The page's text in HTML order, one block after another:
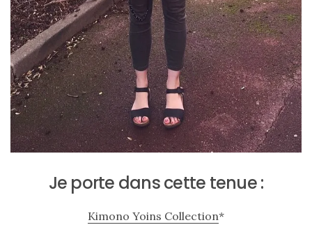
(43)
Coups
de
coeur
(9)
Digital/Blogging
(12)
(15)
Lecture/Séries
Je porte dans cette tenue :
Kimono Yoins Collection*